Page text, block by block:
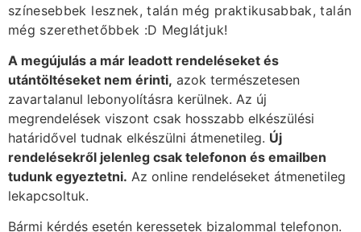
színesebbek lesznek, talán még praktikusabbak, talán
még szerethetőbbek :D Meglátjuk!
A megújulás a már leadott rendeléseket és
utántöltéseket nem érinti, azok természetesen
zavartalanul lebonyolításra kerülnek. Az új
megrendelések viszont csak hosszabb elkészülési
határidővel tudnak elkészülni átmenetileg. Új
rendelésekről jelenleg csak telefonon és emailben
tudunk egyeztetni. Az online rendeléseket átmenetileg
lekapcsoltuk.
Bármi kérdés esetén keressetek bizalommal telefonon.